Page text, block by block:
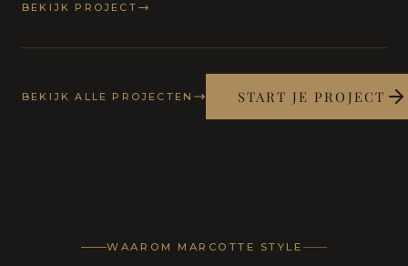
BEKIJK PROJECT
BEKIJK ALLE PROJECTEN START JE PROJECT
WAAROM MARCOTTE STYLE